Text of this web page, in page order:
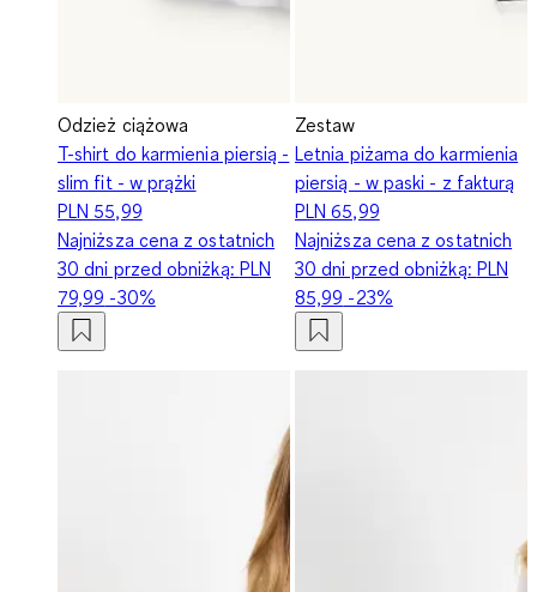
Odzież ciążowa
T-shirt do karmienia piersią -
slim fit - w prążki
PLN 55,99
Najniższa cena z ostatnich
30 dni przed obniżką: PLN
79,99 -30%
Zestaw
Letnia piżama do karmienia
piersią - w paski - z fakturą
PLN 65,99
Najniższa cena z ostatnich
30 dni przed obniżką: PLN
85,99 -23%